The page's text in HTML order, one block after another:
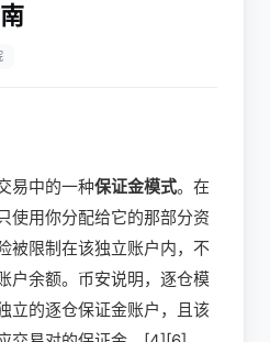
易中的一种保证金模式。在
使用你分配给它的那部分资
被限制在该独立账户内，不
户余额。币安说明，逐仓模
立的逐仓保证金账户，且该